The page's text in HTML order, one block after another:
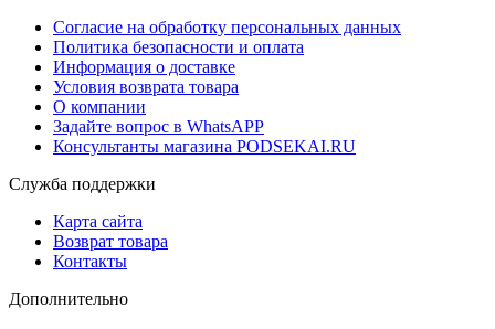
Согласие на обработку персональных данных
Политика безопасности и оплата
Информация о доставке
Условия возврата товара
О компании
Задайте вопрос в WhatsAPP
Консультанты магазина PODSEKAI.RU
Служба поддержки
Карта сайта
Возврат товара
Контакты
Дополнительно